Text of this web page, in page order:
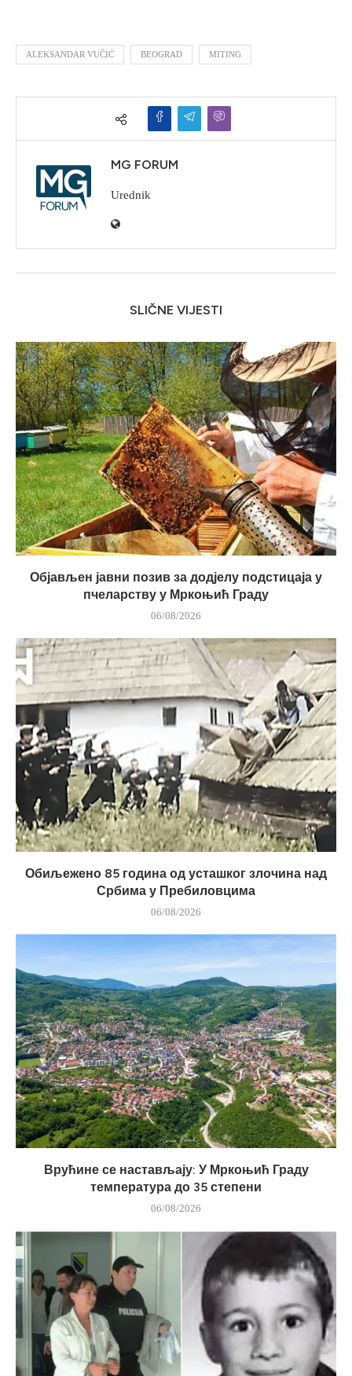
ALEKSANDAR VUČIĆ BEOGRAD MITING
MG FORUM
Urednik
SLIČNE VIJESTI
Објављен јавни позив за додјелу подстицаја у
пчеларству у Мркоњић Граду
06/08/2026
Обиљежено 85 година од усташког злочина над
Србима у Пребиловцима
06/08/2026
Врућине се настављају: У Мркоњић Граду
температура до 35 степени
06/08/2026